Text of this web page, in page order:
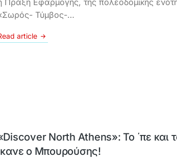
Πράξη Εφαρμογής, της πολεοδομικής
Τύμβος-…
article
North Athens»: Το ΄πε και
ο Μπουρούσης!